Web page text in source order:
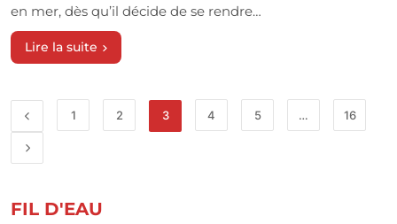
en mer, dès qu’il décide de se rendre…
Lire la suite
1 2 3 4 5 … 16
FIL D'EAU